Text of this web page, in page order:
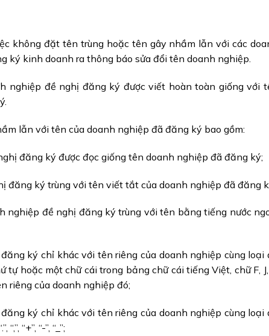
không đặt tên trùng hoặc tên gây nhầm lẫn với các
ký kinh doanh ra thông báo sửa đổi tên doanh nghiệp.
nghiệp đề nghị đăng ký được viết hoàn toàn giống với
lẫn với tên của doanh nghiệp đã đăng ký bao gồm:
đăng ký được đọc giống tên doanh nghiệp đã đăng ký;
đăng ký trùng với tên viết tắt của doanh nghiệp đã đăng
nghiệp đề nghị đăng ký trùng với tên bằng tiếng nước
ký chỉ khác với tên riêng của doanh nghiệp cùng loại
hoặc một chữ cái trong bảng chữ cái tiếng Việt, chữ F, J,
riêng của doanh nghiệp đó;
ký chỉ khác với tên riêng của doanh nghiệp cùng loại
“+”, “-”, “_”;